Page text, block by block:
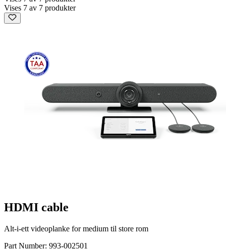
Vises 7 av 7 produkter
HDMI cable
Alt-i-ett videoplanke for medium til store rom
Part Number: 993-002501